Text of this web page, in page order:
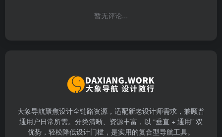
暂无评论...
大象导航聚焦设计全链路资源，适配新老设计师需求，兼顾普
通用户日常所需。分类清晰、资源丰富，以 “垂直 + 通用” 双
优势，轻松降低设计门槛，是实用的复合型导航工具。